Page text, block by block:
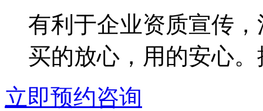
有利于企业资质宣传
买的放心，用的安心
立即预约咨询